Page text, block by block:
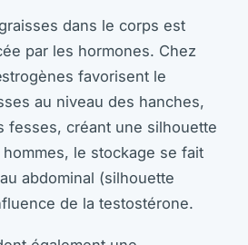
dans le corps est
par les hormones. Chez
favorisent le
au niveau des hanches,
fesses, créant une silhouette
le stockage se fait
abdominal (silhouette
de la testostérone.